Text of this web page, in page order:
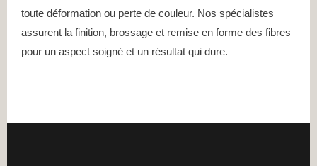
toute déformation ou perte de couleur. Nos spécialistes
assurent la finition, brossage et remise en forme des fibres
pour un aspect soigné et un résultat qui dure.